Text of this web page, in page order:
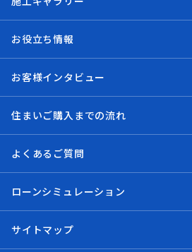
お役立ち情報
お客様インタビュー
住まいご購入までの流れ
よくあるご質問
ローンシミュレーション
サイトマップ